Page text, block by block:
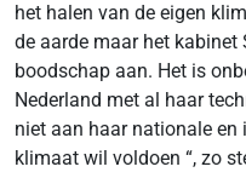
het halen van de eigen
de aarde maar het kabinet
boodschap aan. Het is
Nederland met al haar
niet aan haar nationale
klimaat wil voldoen “, zo